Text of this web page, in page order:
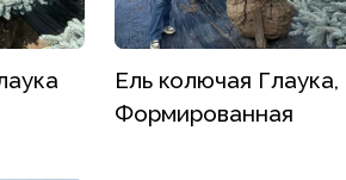
Ель колючая Глаука,
Формированная